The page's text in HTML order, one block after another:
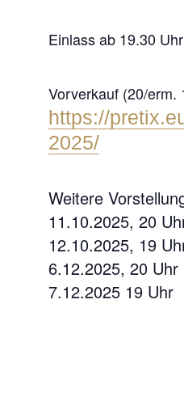
Einlass ab 19.30 Uhr
Vorverkauf (20/erm.
https://
2025/
Weitere
11.10.2025, 20
12.10.2025, 19
6.12.2025, 20 Uhr
7.12.2025 19 Uhr